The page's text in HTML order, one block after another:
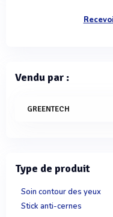
Vendu par :
GREENTECH
Type de produit
Soin contour des yeux
Stick anti-cernes